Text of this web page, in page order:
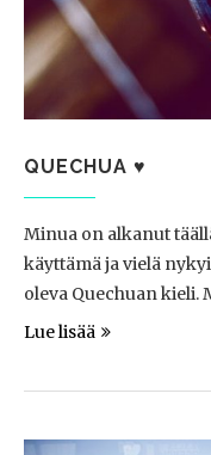
QUECHUA ♥
Minua on alkanut
käyttämä ja vielä
oleva Quechuan kieli.
Lue lisää